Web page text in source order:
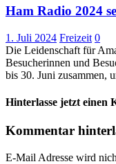
Ham Radio 2024
1. Juli 2024 Freizeit 0
Die Leidenschaft für
Besucherinnen und
bis 30. Juni zusammen,
Hinterlasse jetzt einen
Kommentar
E-Mail Adresse wird